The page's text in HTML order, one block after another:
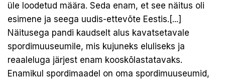
üle loodetud määra. Seda enam, et see näitus oli
esimene ja seega uudis-ettevõte Eestis.[...]
Näitusega pandi kaudselt alus kavatsetavale
spordimuuseumile, mis kujuneks eluliseks ja
reaaleluga järjest enam kooskõlastatavaks.
Enamikul spordimaadel on oma spordimuuseumid,